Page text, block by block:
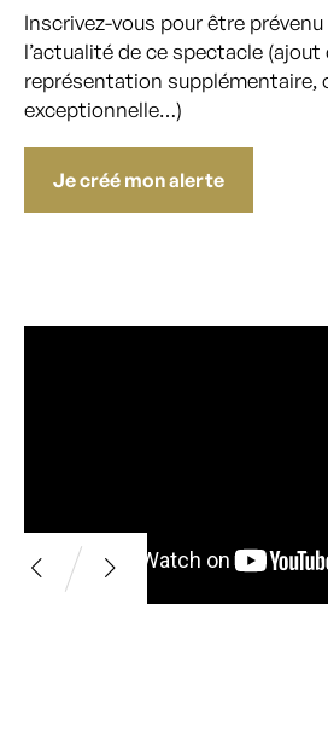
Inscrivez-vous pour être
l’actualité de ce spectacle (ajout
représentation supplémentaire,
exceptionnelle…)
Je créé mon alerte